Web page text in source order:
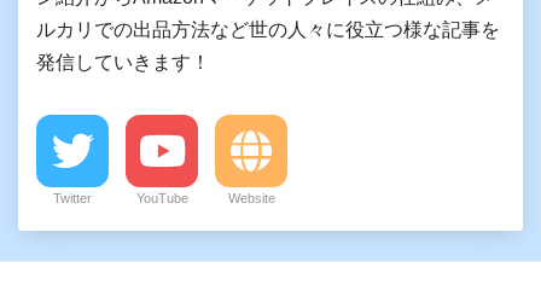
ルカリでの出品方法など世の人々に役立つ様な記事を
発信していきます！
Twitter YouTube Website